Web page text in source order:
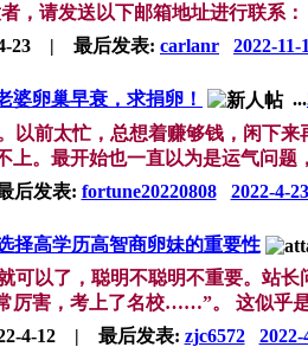
，请发送以下邮箱地址进行联系
23 | 最后发表: carlanr 2022-11-
婆卵巢早衰，求捐卵！
前太忙，总想着赚够钱，闲下
上。最开始也一直以为是运气问题
...
后发表: fortune20220808 2022-4-
择高学历高智商卵妹的重要性
以了，聪明不聪明不重要。站
厉害，考上了名校……”。 这似乎
4-12 | 最后发表: zjc6572 2022-